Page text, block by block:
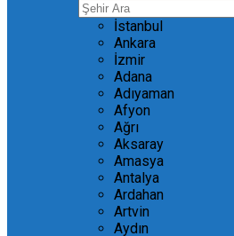
İstanbul
Ankara
İzmir
Adana
Adıyaman
Afyon
Ağrı
Aksaray
Amasya
Antalya
Ardahan
Artvin
Aydın